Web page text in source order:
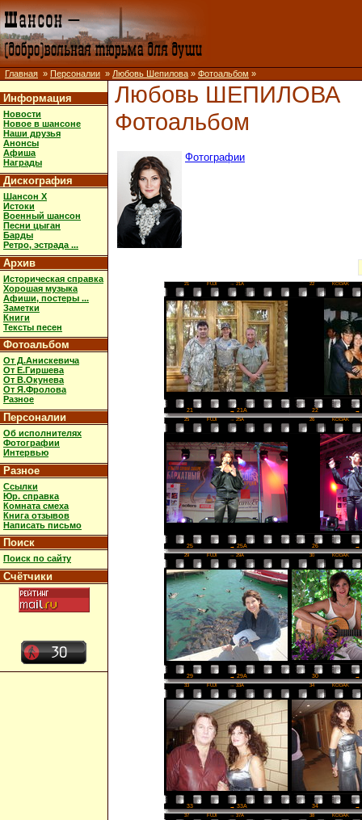
Главная » Персоналии » Любовь Шепилова » Фотоальбом »
Информация
Новости
Новое в шансоне
Наши друзья
Анонсы
Афиша
Награды
Дискография
Шансон X
Истоки
Военный шансон
Песни цыган
Барды
Ретро, эстрада ...
Архив
Историческая справка
Хорошая музыка
Афиши, постеры ...
Заметки
Книги
Тексты песен
Фотоальбом
От Д.Анискевича
От Е.Гиршева
От В.Окунева
От Я.Фролова
Разное
Персоналии
Об исполнителях
Фотографии
Интервью
Разное
Ссылки
Юр. справка
Комната смеха
Книга отзывов
Написать письмо
Поиск
Поиск по сайту
Счётчики
Любовь ШЕПИЛОВА
Фотоальбом
Фотографии
21 FUJI → 21A 22 KODAK
21 → 21A 22 →
25 FUJI → 25A 26 KODAK
25 → 25A 26 →
29 FUJI → 29A 30 KODAK
29 → 29A 30 →
33 FUJI → 33A 34 KODAK
33 → 33A 34 →
37 FUJI → 37A 38 KODAK